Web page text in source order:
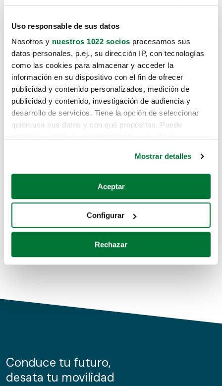
Uso responsable de sus datos
Nosotros y nuestros 1022 socios procesamos sus
datos personales, p.ej., su dirección IP, con tecnologías
como las cookies para almacenar y acceder la
información en su dispositivo con el fin de ofrecer
publicidad y contenido personalizados, medición de
publicidad y contenido, investigación de audiencia y
desarrollo de servicios. Tiene la opción de seleccionar
quién usa sus datos y con qué propósitos. Puede
Si lo permite, también quisiéramos:
Recopilar información sobre su ubicación geográfica
Identificar su dispositivo analizándolo activamente
para buscar características específicas (huellas
Obtenga más información sobre cómo se procesan sus
de cookies.
información sobre el uso que haga del sitio web con
nuestros partners de redes sociales, publicidad y análisis
Mostrar detalles
Aceptar
Configurar
Rechazar
Lo sentimos, no sabemos como
te hemos traido hasta aquí.
Pero puedes encontrar el coche que estás
buscando en alguno de estos enlaces:
Coches de segunda mano
Coches de km0
Conduce tu futuro,
desata tu movilidad